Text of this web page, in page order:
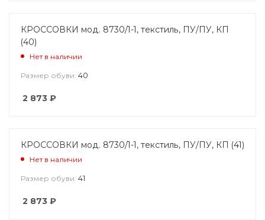
КРОССОВКИ мод. 8730/1-1, текстиль, ПУ/ПУ, КП
(40)
Нет в наличии
Размер обуви: 40
2 873 ₽
КРОССОВКИ мод. 8730/1-1, текстиль, ПУ/ПУ, КП (41)
Нет в наличии
Размер обуви: 41
2 873 ₽